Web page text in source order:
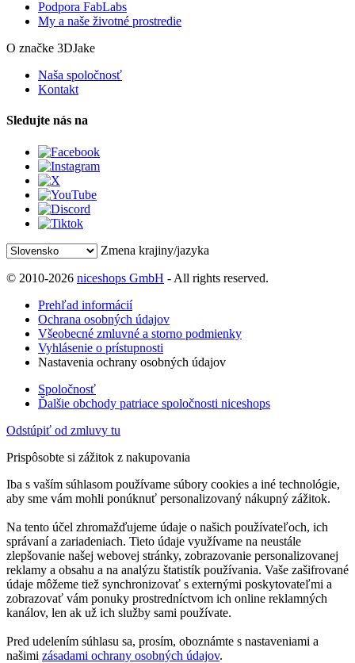
Podpora FabLabs
My a naše životné prostredie
O značke 3DJake
Naša spoločnosť
Kontakt
Sledujte nás na
Zmena krajiny/jazyka
© 2010-2026 niceshops GmbH - All rights reserved.
Prehľad informácií
Ochrana osobných údajov
Všeobecné zmluvné a storno podmienky
Vyhlásenie o prístupnosti
Nastavenia ochrany osobných údajov
Spoločnosť
Ďalšie obchody patriace spoločnosti niceshops
Odstúpiť od zmluvy tu
Prispôsobte si zážitok z nakupovania
Iba s vaším súhlasom používame súbory cookies a iné technológie,
aby sme vám mohli ponúknuť personalizovaný nákupný zážitok.
Na tento účel zhromažďujeme údaje o našich používateľoch, ich
správaní a zariadeniach. Tieto údaje využívame na neustále
zlepšovanie našej webovej stránky, zobrazovanie personalizovanej
reklamy a obsahu a na analýzu štatistík používania. Vaše zašifrované
údaje môžeme tiež synchronizovať s externými poskytovateľmi a
zobrazovať vám ponuky prostredníctvom ich online reklamných
kanálov, len ak už ich služby sami používate.
Pred udelením súhlasu sa, prosím, oboznámte s nastaveniami a
našimi zásadami ochrany osobných údajov.